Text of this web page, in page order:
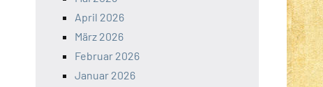
April 2026
März 2026
Februar 2026
Januar 2026